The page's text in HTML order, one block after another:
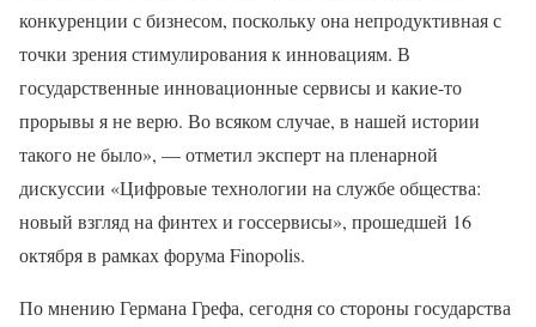
конкуренции с бизнесом, поскольку она непродуктивная с
точки зрения стимулирования к инновациям. В
государственные инновационные сервисы и какие-то
прорывы я не верю. Во всяком случае, в нашей истории
такого не было», — отметил эксперт на пленарной
дискуссии «Цифровые технологии на службе общества:
новый взгляд на финтех и госсервисы», прошедшей 16
октября в рамках форума Finopolis.
По мнению Германа Грефа, сегодня со стороны государства